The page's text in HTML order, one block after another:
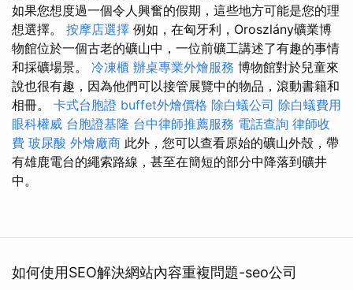
如果您想度過一個令人興奮的假期，這些地方可能是您的理
想選擇。 按摩店選擇 例如，在匈牙利，Oroszlány礦業博
物館位於一個古老的礦山中，一位前礦工講述了有趣的事情
和採礦場景。 冷凍櫃 辦桌專業外燴服務 博物館對於兒童來
說也很有趣，因為他們可以接管展覽中的物品，滾動書籍和
相冊。 卡式台胞證 buffet外燴價格 除白蟻公司 除白蟻費用
眼科權威 台胞證基隆 台中律師推薦服務 電話查詢 律師收
費 玻尿酸 外燴廠商 此外，您可以查看原始的礦山外殼，帶
有雄鹿電台的繩索路線，甚至在簡短的部分中降落到礦井
中。
如何使用SEO解決網站內容重複問題-seo公司